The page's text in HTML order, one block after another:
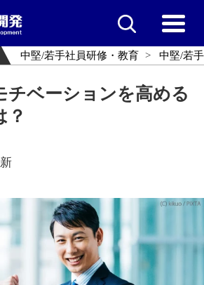
中堅/若手社員研修・教育 中堅/若
チベーションを高める
？